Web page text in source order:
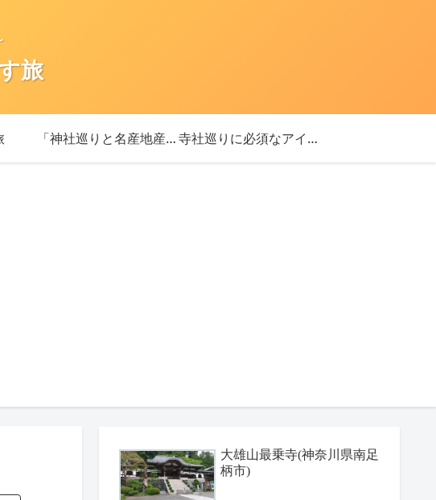
旅
「神社巡りと名産地産を探す旅」ブログ始めました！ 寺社巡りに必須なアイテム
大雄山最乗寺(神奈川県南足
柄市)